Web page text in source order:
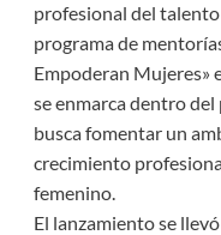
profesional del
programa de
Empoderan Mujeres»
se enmarca dentro
busca fomentar un
crecimiento
femenino.
El lanzamiento se